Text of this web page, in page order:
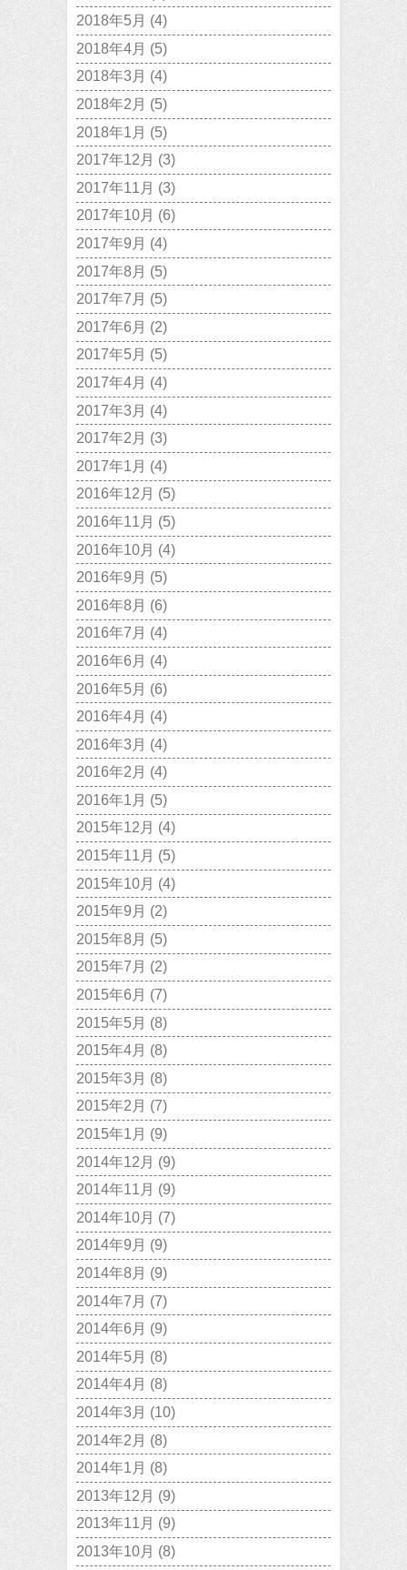
2018年5月 (4)
2018年4月 (5)
2018年3月 (4)
2018年2月 (5)
2018年1月 (5)
2017年12月 (3)
2017年11月 (3)
2017年10月 (6)
2017年9月 (4)
2017年8月 (5)
2017年7月 (5)
2017年6月 (2)
2017年5月 (5)
2017年4月 (4)
2017年3月 (4)
2017年2月 (3)
2017年1月 (4)
2016年12月 (5)
2016年11月 (5)
2016年10月 (4)
2016年9月 (5)
2016年8月 (6)
2016年7月 (4)
2016年6月 (4)
2016年5月 (6)
2016年4月 (4)
2016年3月 (4)
2016年2月 (4)
2016年1月 (5)
2015年12月 (4)
2015年11月 (5)
2015年10月 (4)
2015年9月 (2)
2015年8月 (5)
2015年7月 (2)
2015年6月 (7)
2015年5月 (8)
2015年4月 (8)
2015年3月 (8)
2015年2月 (7)
2015年1月 (9)
2014年12月 (9)
2014年11月 (9)
2014年10月 (7)
2014年9月 (9)
2014年8月 (9)
2014年7月 (7)
2014年6月 (9)
2014年5月 (8)
2014年4月 (8)
2014年3月 (10)
2014年2月 (8)
2014年1月 (8)
2013年12月 (9)
2013年11月 (9)
2013年10月 (8)